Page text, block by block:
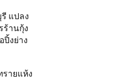
แปลง
ร้านกุ้ง
ปิ้งย่าง
ายแห้ง